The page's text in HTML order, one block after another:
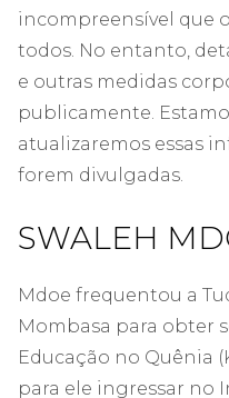
incompreensível que
todos. No entanto,
e outras medidas
publicamente.
atualizaremos essas
forem divulgadas.
SWALEH
Mdoe frequentou a
Mombasa para obter
Educação no Quênia
para ele ingressar no